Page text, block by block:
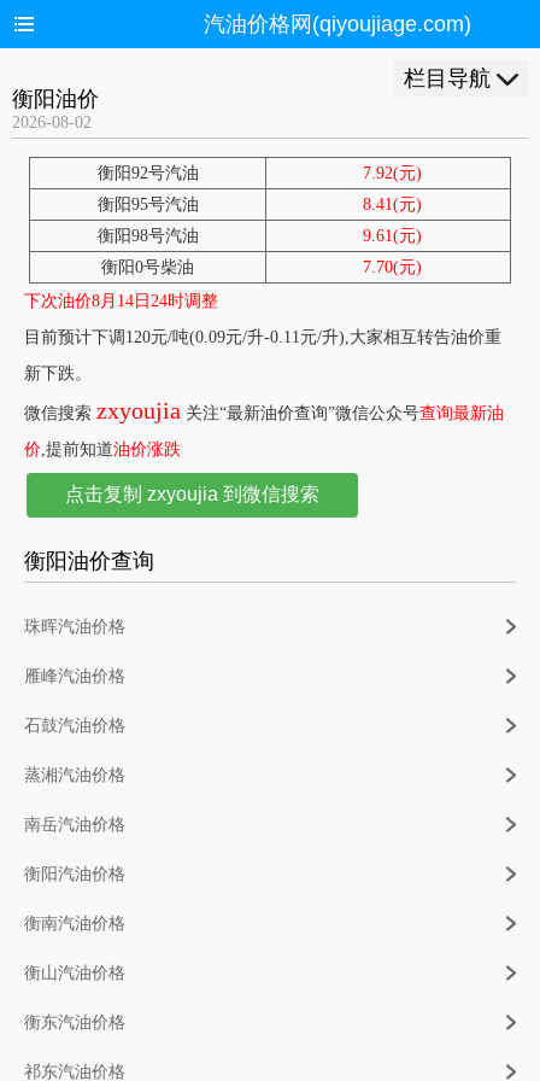
汽油价格网(qiyoujiage.com)
栏目导航
衡阳油价
2026-08-02
衡阳92号汽油
7.92(元)
衡阳95号汽油
8.41(元)
衡阳98号汽油
9.61(元)
衡阳0号柴油
7.70(元)
下次油价8月14日24时调整
目前预计下调120元/吨(0.09元/升-0.11元/升),大家相互转告油价重
新下跌。
微信搜索 zxyoujia 关注“最新油价查询”微信公众号查询最新油
价,提前知道油价涨跌
点击复制 zxyoujia 到微信搜索
衡阳油价查询
珠晖汽油价格
雁峰汽油价格
石鼓汽油价格
蒸湘汽油价格
南岳汽油价格
衡阳汽油价格
衡南汽油价格
衡山汽油价格
衡东汽油价格
祁东汽油价格